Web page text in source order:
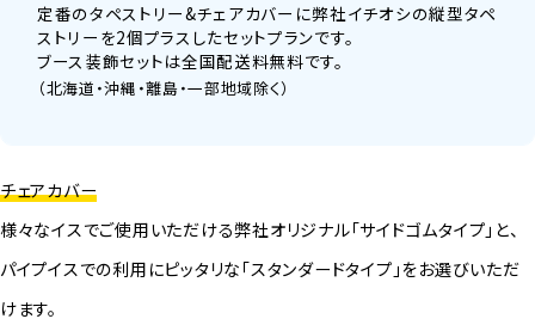
定番のタペストリー&チェアカバーに弊社イチオシの縦型タペ
ストリーを2個プラスしたセットプランです。
ブース装飾セットは全国配送料無料です。
（北海道・沖縄・離島・一部地域除く）
チェアカバー
様々なイスでご使用いただける弊社オリジナル「サイドゴムタイプ」と、
パイプイスでの利用にピッタリな「スタンダードタイプ」をお選びいただ
けます。